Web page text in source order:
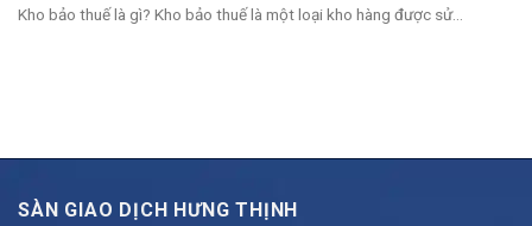
Kho bảo thuế là gì? Kho bảo thuế là một loại kho hàng được sử...
SÀN GIAO DỊCH HƯNG THỊNH